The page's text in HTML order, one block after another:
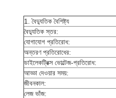
1. বৈদ্যুতিক বৈশিষ্ট্য
বৈদ্যুতিক স্তর:
যোগাযোগ প্রতিরোধ:
অন্তরণ প্রতিরোধের:
ডাইলেকট্রিক্স ভোল্টেজ-প্রতিরোধ:
আড্ডা দেওয়ার সময়:
জীবনকাল:
লেজ ভাঁজ: